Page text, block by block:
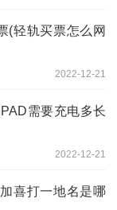
(轻轨买票怎么网
2022-12-21
需要充电多长
2022-12-21
喜打一地名是哪